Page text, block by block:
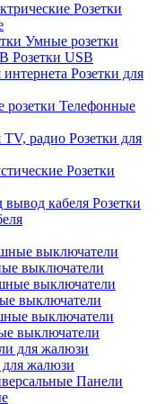
Розетки
Умные розетки
Розетки USB
Розетки для
Телефонные
Розетки для
Розетки
Розетки
выключатели
выключатели
выключатели
жалюзи
Панели